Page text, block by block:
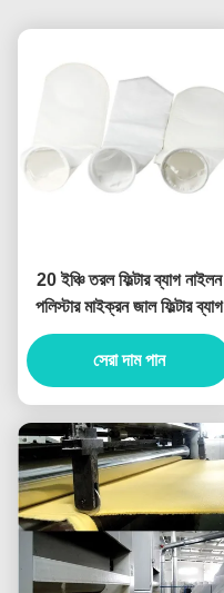
20 ইঞ্চি তরল ফিল্টার ব্যাগ নাইলন
পলিস্টার মাইক্রন জাল ফিল্টার ব্যাগ
সেরা দাম পান